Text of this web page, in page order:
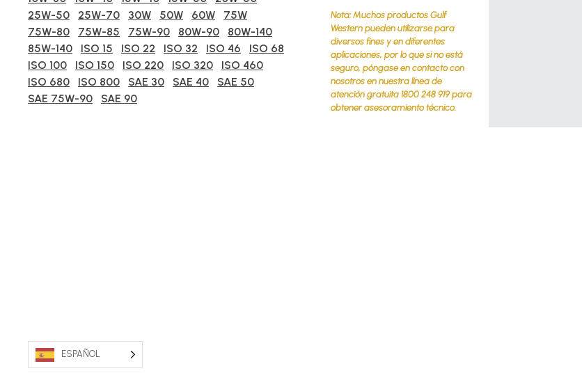
25W-50
25W-70 30W 50W 60W
75W
75W-80
75W-85 75W-90 80W-90
80W-140
85W-140
ISO 15 ISO 22 ISO 32 ISO 46
ISO 68
ISO 100
ISO 150 ISO 220 ISO 320
ISO 460
ISO 680
ISO 800 SAE 30 SAE 40
SAE 50
SAE 75W-90
SAE 90
Nota: Muchos productos Gulf
Western pueden utilizarse para
diversos fines y en diferentes
aplicaciones, por lo que si no está
seguro, póngase en contacto con
nosotros en nuestra línea de
atención gratuita 1800 248 919 para
obtener asesoramiento técnico.
ESPAÑOL